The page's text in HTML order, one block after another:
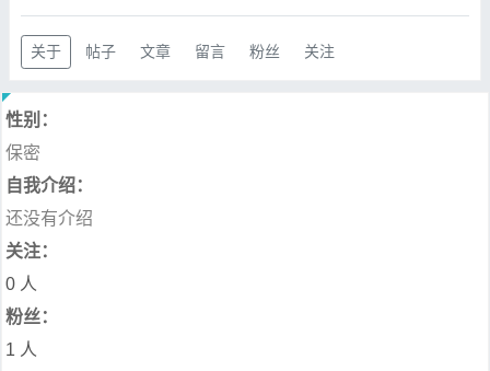
关于 帖子 文章 留言 粉丝 关注
性别：
保密
自我介绍：
还没有介绍
关注：
0 人
粉丝：
1 人